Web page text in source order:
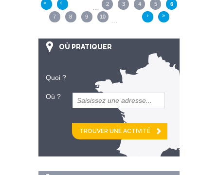
« ‹ … 2 3 4 5 6
7 8 9 10 … › »
OÙ PRATIQUER
Quoi ?
Où ?
et
km alentour